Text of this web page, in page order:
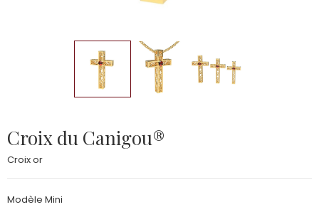
Croix du Canigou®
Croix or
Modèle Mini